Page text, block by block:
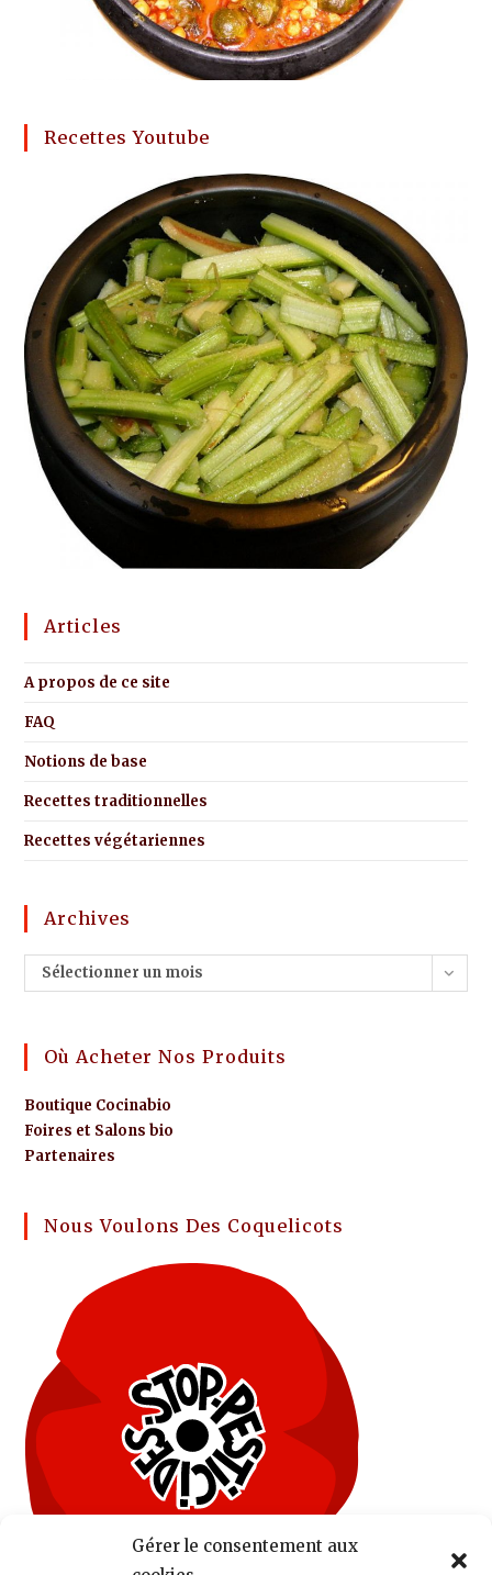
Gérer le consentement aux
Recettes Youtube
Articles
A propos de ce site
FAQ
Notions de base
Recettes traditionnelles
Recettes végétariennes
Archives
Sélectionner un mois
Où Acheter Nos Produits
Boutique Cocinabio
Foires et Salons bio
Partenaires
Nous Voulons Des Coquelicots